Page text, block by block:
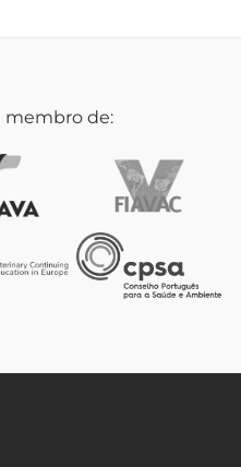
membro de: